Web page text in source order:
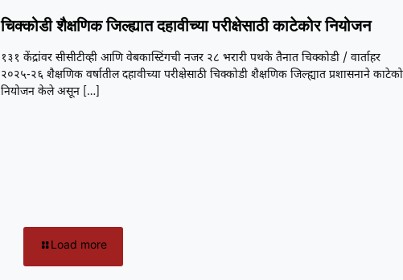
चिक्कोडी शैक्षणिक जिल्ह्यात दहावीच्या परीक्षेसाठी काटेकोर नियोजन
१३१ केंद्रांवर सीसीटीव्ही आणि वेबकास्टिंगची नजर २८ भरारी पथके तैनात चिक्कोडी / वार्ताहर
२०२५-२६ शैक्षणिक वर्षातील दहावीच्या परीक्षेसाठी चिक्कोडी शैक्षणिक जिल्ह्यात प्रशासनाने
नियोजन केले असून […]
Load more